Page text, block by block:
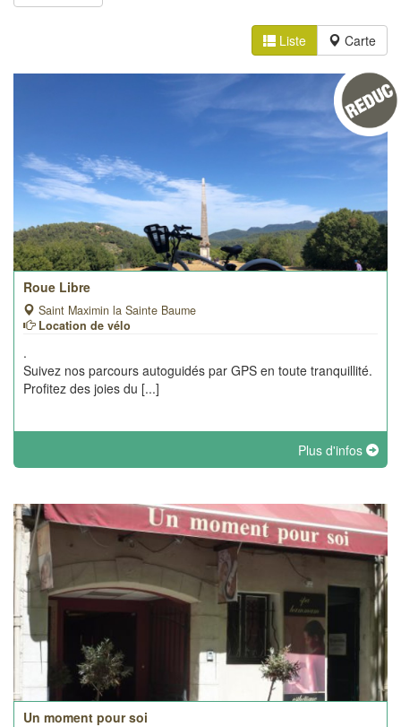
Liste Carte
Roue Libre
Saint Maximin la Sainte Baume
Location de vélo
.
Suivez nos parcours autoguidés par GPS en toute tranquillité.
Profitez des joies du [...]
Plus d'infos
Un moment pour soi